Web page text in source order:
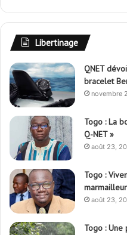
Libertinage
QNET
bracelet
novembre
Togo : La
Q-NET »
août 23,
Togo :
août 23,
Togo :